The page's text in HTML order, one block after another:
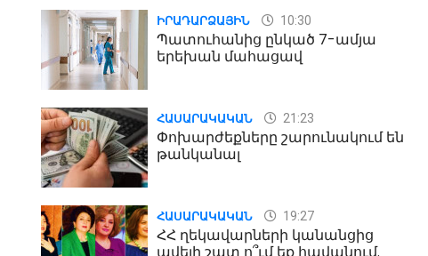
ԻՐԱԴԱՐՁԱՅԻՆ 10:30
Պատուհանից ընկած 7-ամյա
երեխան մահացավ
ՀԱՍԱՐԱԿԱԿԱՆ 21:23
Փոխարժեքները շարունակում են
թանկանալ
ՀԱՍԱՐԱԿԱԿԱՆ 19:27
ՀՀ ղեկավարների կանանցից